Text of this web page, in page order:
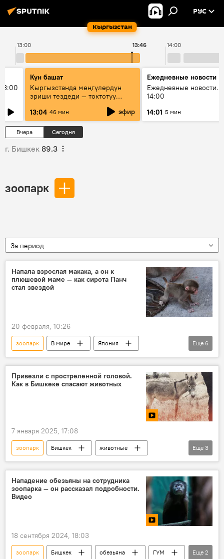
Кыргызстан
РУС
13:00 14:00
13:46
Күн башат
Кыргызстанда мөңгүлөрдүн
эриши тездеди — токтотуу
13:04 46 мин эфир
Ежедневные новости
Ежедневные новости.
14:00
14:01 5 мин
Вчера Сегодня
г. Бишкек 89.3
зоопарк
За период
Напала взрослая макака, а он к
плюшевой маме — как сирота Панч
стал звездой
20 февраля, 10:26
зоопарк В мире
Япония
обезьяна
сироты
игрушки
звезда
интернет животные
Еще 6
Привезли с простреленной головой.
Как в Бишкеке спасают животных
7 января 2025, 17:08
зоопарк Бишкек
животные
помощь
интервью видео
Еще 3
Нападение обезьяны на сотрудника
зоопарка — он рассказал подробности.
Видео
18 сентября 2024, 18:03
зоопарк Бишкек обезьяна
ГУМ
Еще 2